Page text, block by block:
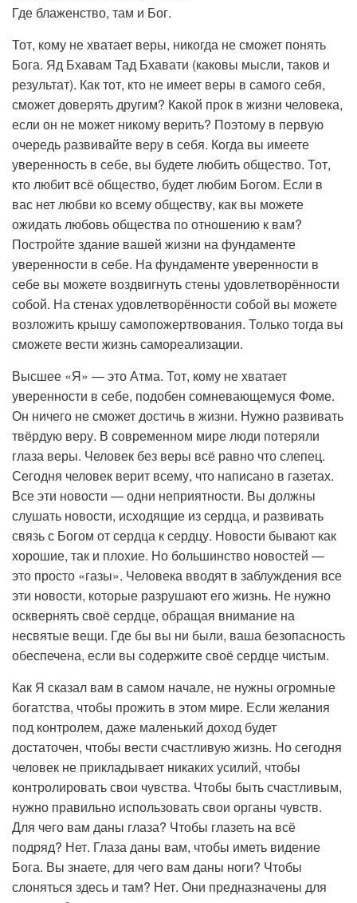
Где блаженство, там и Бог.
Тот, кому не хватает веры, никогда не сможет понять
Бога. Яд Бхавам Тад Бхавати (каковы мысли, таков и
результат). Как тот, кто не имеет веры в самого себя,
сможет доверять другим? Какой прок в жизни человека,
если он не может никому верить? Поэтому в первую
очередь развивайте веру в себя. Когда вы имеете
уверенность в себе, вы будете любить общество. Тот,
кто любит всё общество, будет любим Богом. Если в
вас нет любви ко всему обществу, как вы можете
ожидать любовь общества по отношению к вам?
Постройте здание вашей жизни на фундаменте
уверенности в себе. На фундаменте уверенности в
себе вы можете воздвигнуть стены удовлетворённости
собой. На стенах удовлетворённости собой вы можете
возложить крышу самопожертвования. Только тогда вы
сможете вести жизнь самореализации.
Высшее «Я» — это Атма. Тот, кому не хватает
уверенности в себе, подобен сомневающемуся Фоме.
Он ничего не сможет достичь в жизни. Нужно развивать
твёрдую веру. В современном мире люди потеряли
глаза веры. Человек без веры всё равно что слепец.
Сегодня человек верит всему, что написано в газетах.
Все эти новости — одни неприятности. Вы должны
слушать новости, исходящие из сердца, и развивать
связь с Богом от сердца к сердцу. Новости бывают как
хорошие, так и плохие. Но большинство новостей —
это просто «газы». Человека вводят в заблуждения все
эти новости, которые разрушают его жизнь. Не нужно
осквернять своё сердце, обращая внимание на
несвятые вещи. Где бы вы ни были, ваша безопасность
обеспечена, если вы содержите своё сердце чистым.
Как Я сказал вам в самом начале, не нужны огромные
богатства, чтобы прожить в этом мире. Если желания
под контролем, даже маленький доход будет
достаточен, чтобы вести счастливую жизнь. Но сегодня
человек не прикладывает никаких усилий, чтобы
контролировать свои чувства. Чтобы быть счастливым,
нужно правильно использовать свои органы чувств.
Для чего вам даны глаза? Чтобы глазеть на всё
подряд? Нет. Глаза даны вам, чтобы иметь видение
Бога. Вы знаете, для чего вам даны ноги? Чтобы
слоняться здесь и там? Нет. Они предназначены для